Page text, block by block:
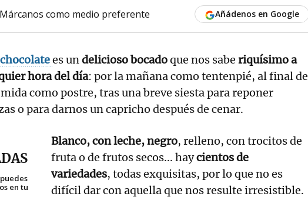
Márcanos como medio preferente Añádenos en Google
chocolatees undelicioso bocadoque nos sabe riquísimo a
hora del día: por la mañana como tentenpié, al final de
como postre, tras una breve siesta para reponer
o para darnos un capricho después de cenar.
en tu
Blanco, con leche, negro, relleno, con trocitos de
fruta o de frutos secos... haycientos de
variedades, todas exquisitas, por lo que no es
difícil dar con aquella que nos resulte irresistible.